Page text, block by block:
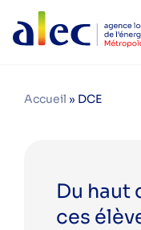
Accueil » DCE
Du haut
ces